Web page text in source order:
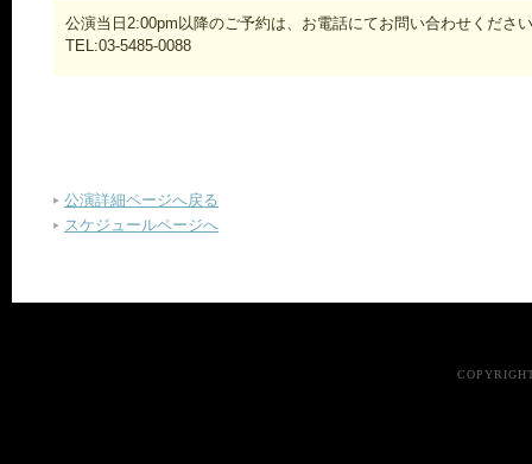
公演当日2:00pm以降のご予約は、お電話にてお問い合わせくださ
TEL:03-5485-0088
公演詳細ページへ戻る
スケジュールページへ